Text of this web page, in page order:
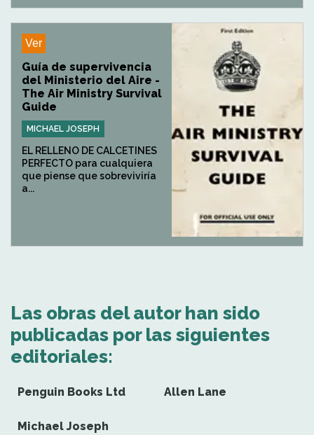
Ver
Guía de supervivencia
del Ministerio del Aire -
The Air Ministry Survival
Guide
MICHAEL JOSEPH
EL RELLENO DE CALCETINES
PERFECTO para cualquiera
que piense que sobreviviría
a...
Las obras del autor han sido
publicadas por las siguientes
editoriales:
Penguin Books Ltd Allen Lane
Michael Joseph